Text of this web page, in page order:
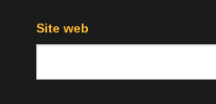
Site web